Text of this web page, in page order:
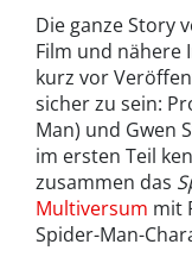
Die ganze Story
Film und nähere
kurz vor
sicher zu sein:
Man) und Gwen
im ersten Teil
zusammen das
Multiversum mit
Spider-Man-